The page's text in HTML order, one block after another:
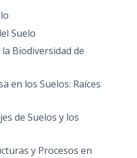
Suelo
Biodiversidad de
en los Suelos: Raíces
de Suelos y los
y Procesos en